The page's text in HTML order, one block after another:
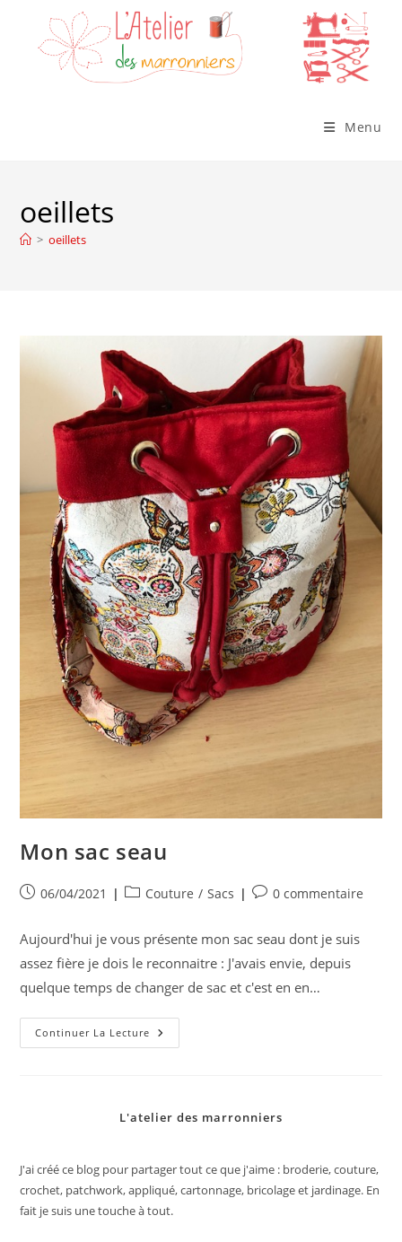
content
Menu
oeillets
> oeillets
Mon sac seau
Publication
06/04/2021
PostCouture / Sacs
Commentaires
publication :
0 commentaire
Aujourd'hui je vous présente mon sac seau dont je suis
assez fière je dois le reconnaitre : J'avais envie, depuis
quelque temps de changer de sac et c'est en en…
Continuer La Lecture Mon
Sac
L'atelier des marronniers
J'ai créé ce blog pour partager tout ce que j'aime : broderie, couture,
crochet, patchwork, appliqué, cartonnage, bricolage et jardinage. En
fait je suis une touche à tout.